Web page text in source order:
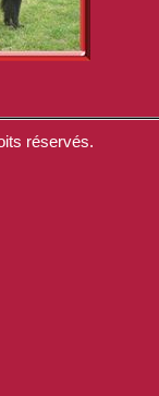
réservés.